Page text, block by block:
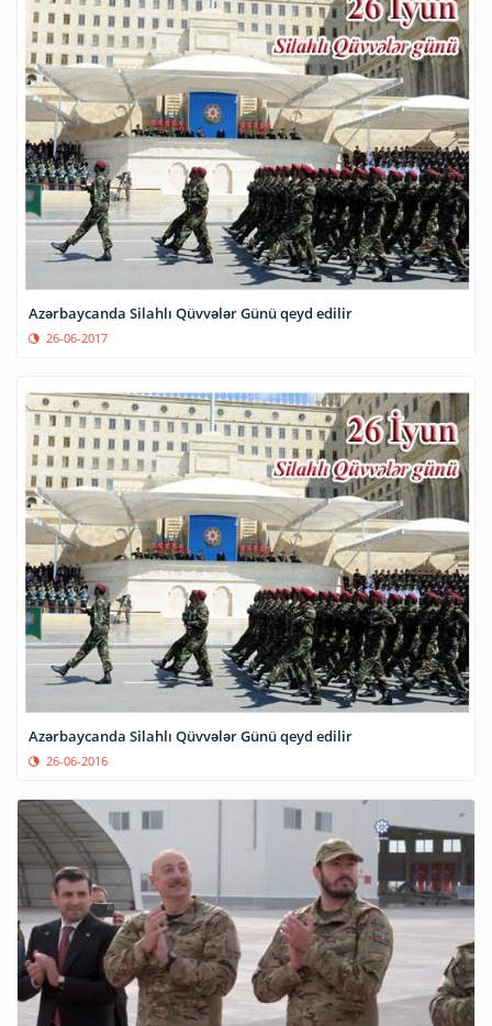
Azərbaycanda Silahlı Qüvvələr Günü qeyd edilir
26-06-2017
Azərbaycanda Silahlı Qüvvələr Günü qeyd edilir
26-06-2016